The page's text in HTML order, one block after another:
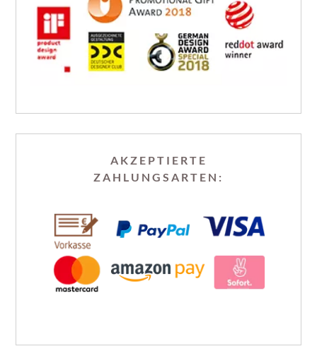
AKZEPTIERTE
ZAHLUNGSARTEN: